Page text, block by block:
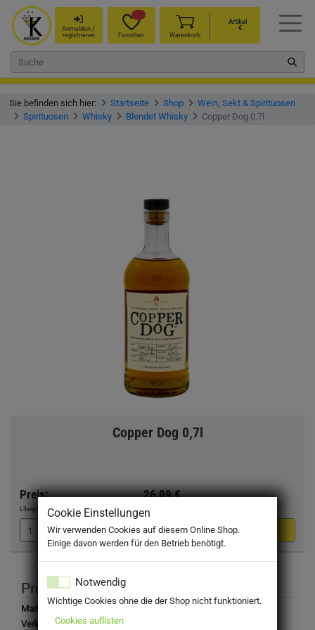
Anmelden /
registrieren
Favoriten Warenkorb
Artikel
€
Sie befinden sich hier: Startseite Shop
Wein, Sekt & Spirituosen
Spirituosen
Whisky Blendet Whisky Copper Dog 0,7l
Copper Dog 0,7l
Preis: 26,09 €
Literpreis: 37,27 € /Liter
Produktbeschreibung
Marke:
Copper Dog
Verkehrsbezeichnung:Scotch Whisky
Cookie Einstellungen
Wir verwenden Cookies auf diesem Online Shop.
Einige davon werden für den Betrieb benötigt.
Notwendig
Wichtige Cookies ohne die der Shop nicht funktioniert.
Cookies auflisten